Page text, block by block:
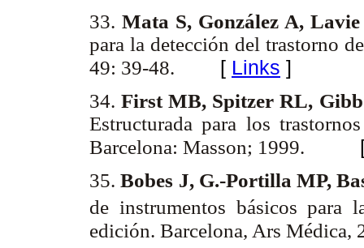
33. Mata S, González A,
para la detección del trastorno
49: 39-48. [ Links ]
34.First MB, Spitzer RL,
Estructurada para los
Barcelona: Masson; 1999.
35.Bobes J, G.-Portilla MP,
de instrumentos básicos
edición. Barcelona, Ars Médica,